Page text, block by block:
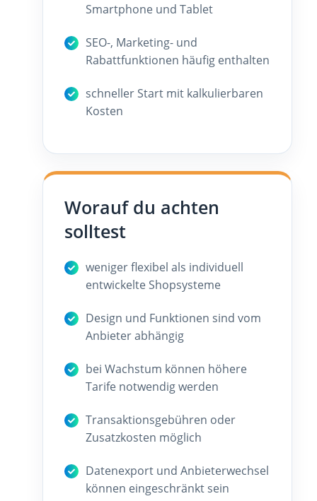
Smartphone und Tablet
SEO-, Marketing- und
Rabattfunktionen häufig enthalten
schneller Start mit kalkulierbaren
Kosten
Worauf du achten
solltest
weniger flexibel als individuell
entwickelte Shopsysteme
Design und Funktionen sind vom
Anbieter abhängig
bei Wachstum können höhere
Tarife notwendig werden
Transaktionsgebühren oder
Zusatzkosten möglich
Datenexport und Anbieterwechsel
können eingeschränkt sein